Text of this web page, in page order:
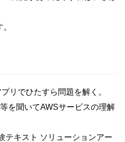
リでひたすら問題を解く。
を聞いてAWSサービスの理解
テキスト ソリューションアー